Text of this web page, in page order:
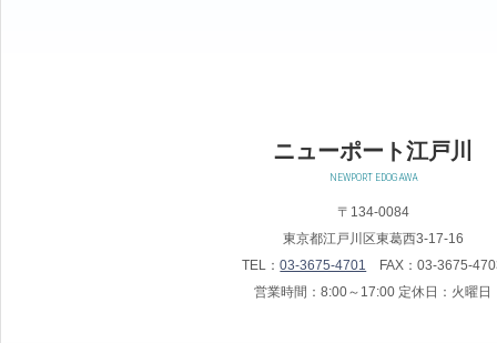
ニューポート江戸川
NEWPORT EDOGAWA
〒134-0084
東京都江戸川区東葛西3-17-16
TEL：03-3675-4701
FAX：03-3675-
営業時間：8:00～17:00 定休日：火曜日